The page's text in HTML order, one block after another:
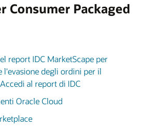
Consumer Packaged
report IDC MarketScape per
l'evasione degli ordini per il
al report di IDC
Oracle Cloud